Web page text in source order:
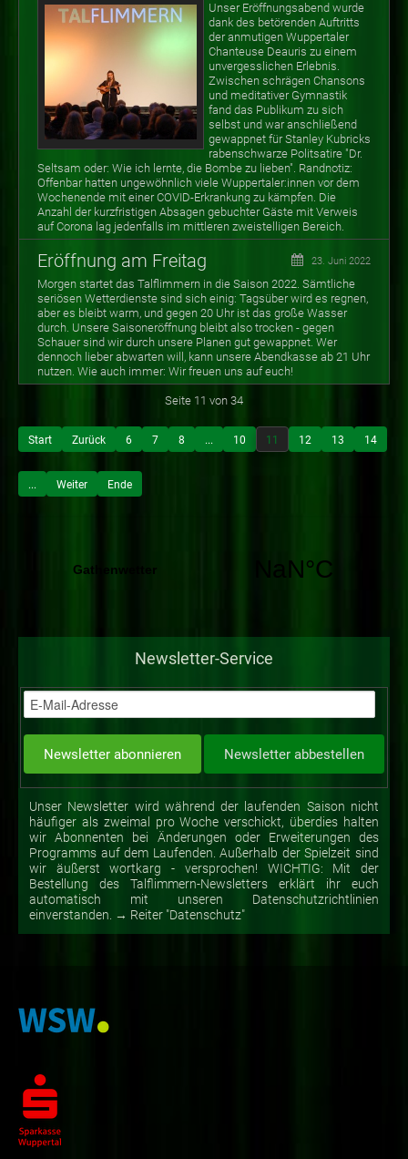
Unser Eröffnungsabend wurde
dank des betörenden Auftritts
der anmutigen Wuppertaler
Chanteuse Deauris zu einem
unvergesslichen Erlebnis.
Zwischen schrägen Chansons
und meditativer Gymnastik
fand das Publikum zu sich
selbst und war anschließend
gewappnet für Stanley Kubricks
rabenschwarze Politsatire "Dr.
Seltsam oder: Wie ich lernte, die Bombe zu lieben". Randnotiz:
Offenbar hatten ungewöhnlich viele Wuppertaler:innen vor dem
Wochenende mit einer COVID-Erkrankung zu kämpfen. Die
Anzahl der kurzfristigen Absagen gebuchter Gäste mit Verweis
auf Corona lag jedenfalls im mittleren zweistelligen Bereich.
Eröffnung am Freitag 23. Juni 2022
Morgen startet das Talflimmern in die Saison 2022. Sämtliche
seriösen Wetterdienste sind sich einig: Tagsüber wird es regnen,
aber es bleibt warm, und gegen 20 Uhr ist das große Wasser
durch. Unsere Saisoneröffnung bleibt also trocken - gegen
Schauer sind wir durch unsere Planen gut gewappnet. Wer
dennoch lieber abwarten will, kann unsere Abendkasse ab 21 Uhr
nutzen. Wie auch immer: Wir freuen uns auf euch!
Seite 11 von 34
Start Zurück 6 7 8 ... 10 11 12 13 14
... Weiter Ende
Newsletter-Service
Unser Newsletter wird während der laufenden Saison nicht
häufiger als zweimal pro Woche verschickt, überdies halten
wir Abonnenten bei Änderungen oder Erweiterungen des
Programms auf dem Laufenden. Außerhalb der Spielzeit sind
wir äußerst wortkarg - versprochen! WICHTIG: Mit der
Bestellung des Talflimmern-Newsletters erklärt ihr euch
automatisch mit unseren Datenschutzrichtlinien
einverstanden. → Reiter "Datenschutz"